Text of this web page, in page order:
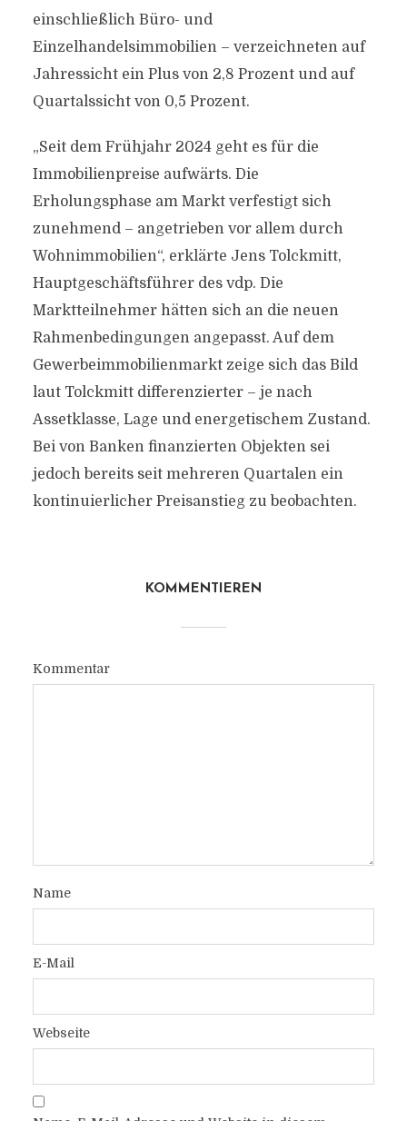
einschließlich Büro- und
Einzelhandelsimmobilien – verzeichneten auf
Jahressicht ein Plus von 2,8 Prozent und auf
Quartalssicht von 0,5 Prozent.
„Seit dem Frühjahr 2024 geht es für die
Immobilienpreise aufwärts. Die
Erholungsphase am Markt verfestigt sich
zunehmend – angetrieben vor allem durch
Wohnimmobilien“, erklärte Jens Tolckmitt,
Hauptgeschäftsführer des vdp. Die
Marktteilnehmer hätten sich an die neuen
Rahmenbedingungen angepasst. Auf dem
Gewerbeimmobilienmarkt zeige sich das Bild
laut Tolckmitt differenzierter – je nach
Assetklasse, Lage und energetischem Zustand.
Bei von Banken finanzierten Objekten sei
jedoch bereits seit mehreren Quartalen ein
kontinuierlicher Preisanstieg zu beobachten.
KOMMENTIEREN
Kommentar
Name
E-Mail
Webseite